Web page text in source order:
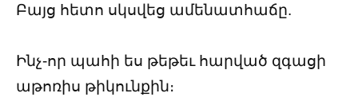
Բայց հետո սկսվեց ամենատհաճը.
Ինչ-որ պահի ես թեթեւ հարված զգացի
աթոռիս թիկունքին։